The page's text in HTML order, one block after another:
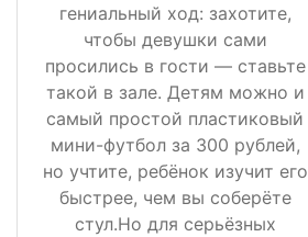
гениальный ход: захотите,
чтобы девушки сами
просились в гости — ставьте
такой в зале. Детям можно и
самый простой пластиковый
мини-футбол за 300 рублей,
но учтите, ребёнок изучит его
быстрее, чем вы соберёте
стул.Но для серьёзных